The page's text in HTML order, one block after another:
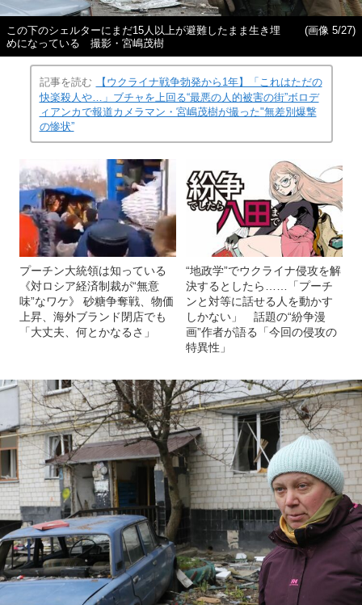
この下のシェルターにまだ15人以上が避難したまま生き埋
めになっている 撮影・宮嶋茂樹
(画像 5/27)
記事を読む
【ウクライナ戦争勃発から1年】「これはただの
快楽殺人や…」ブチャを上回る“最悪の人的被害の街”ボロデ
ィアンカで報道カメラマン・宮嶋茂樹が撮った"無差別爆撃
の惨状”
プーチン大統領は知っている
《対ロシア経済制裁が“無意
味”なワケ》 砂糖争奪戦、物価
上昇、海外ブランド閉店でも
「大丈夫、何とかなるさ」
“地政学”でウクライナ侵攻を解
決するとしたら……「プーチ
ンと対等に話せる人を動かす
しかない」 話題の“紛争漫
画”作者が語る「今回の侵攻の
特異性」